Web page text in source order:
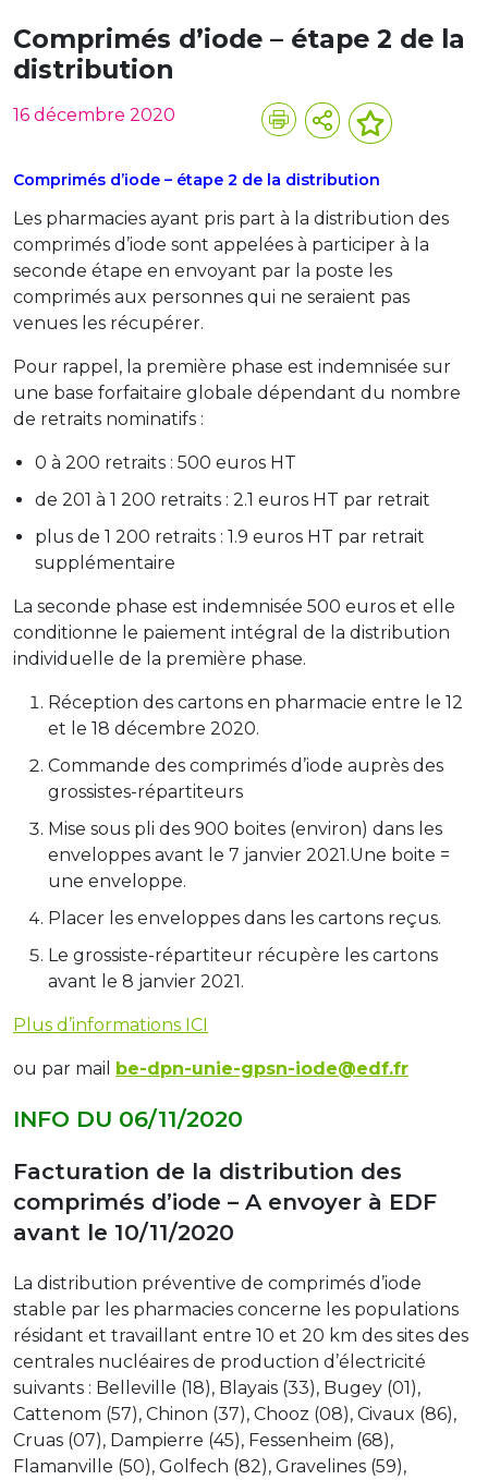
Comprimés d’iode – étape 2 de la
distribution
16 décembre 2020
Comprimés d’iode – étape 2 de la distribution
Les pharmacies ayant pris part à la distribution des
comprimés d’iode sont appelées à participer à la
seconde étape en envoyant par la poste les
comprimés aux personnes qui ne seraient pas
venues les récupérer.
Pour rappel, la première phase est indemnisée sur
une base forfaitaire globale dépendant du nombre
de retraits nominatifs :
0 à 200 retraits : 500 euros HT
de 201 à 1 200 retraits : 2.1 euros HT par retrait
plus de 1 200 retraits : 1.9 euros HT par retrait
supplémentaire
La seconde phase est indemnisée 500 euros et elle
conditionne le paiement intégral de la distribution
individuelle de la première phase.
Réception des cartons en pharmacie entre le 12
et le 18 décembre 2020.
Commande des comprimés d’iode auprès des
grossistes-répartiteurs
Mise sous pli des 900 boites (environ) dans les
enveloppes avant le 7 janvier 2021.Une boite =
une enveloppe.
Placer les enveloppes dans les cartons reçus.
Le grossiste-répartiteur récupère les cartons
avant le 8 janvier 2021.
Plus d’informations ICI
ou par mail be-dpn-unie-gpsn-iode@edf.fr
INFO DU 06/11/2020
Facturation de la distribution des
comprimés d’iode – A envoyer à EDF
avant le 10/11/2020
La distribution préventive de comprimés d’iode
stable par les pharmacies concerne les populations
résidant et travaillant entre 10 et 20 km des sites des
centrales nucléaires de production d’électricité
suivants : Belleville (18), Blayais (33), Bugey (01),
Cattenom (57), Chinon (37), Chooz (08), Civaux (86),
Cruas (07), Dampierre (45), Fessenheim (68),
Flamanville (50), Golfech (82), Gravelines (59),